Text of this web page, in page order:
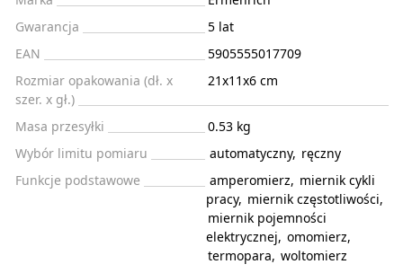
Gwarancja
5 lat
EAN
5905555017709
Rozmiar opakowania (dł. x
szer. x gł.)
21x11x6 cm
Masa przesyłki
0.53 kg
Wybór limitu pomiaru
automatyczny, ręczny
Funkcje podstawowe
amperomierz, miernik cykli
pracy, miernik częstotliwości,
miernik pojemności
elektrycznej, omomierz,
termopara, woltomierz